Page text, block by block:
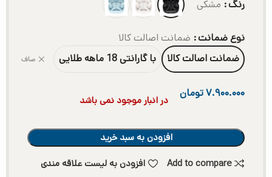
رنگ مشکی
نوع ضمانت ضمانت اصالت کالا
ضمانت اصالت کالا
با گارانتی 18 ماهه طلایی صاف
۷.۹۰۰.۰۰۰تومان
در انبار موجود نمی باشد
افزودن به سبد خرید
Add to compare
افزودن به لیست علاقه مندی